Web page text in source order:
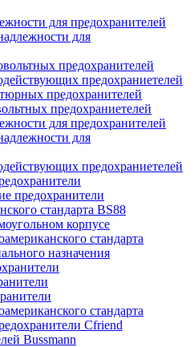
для предохранителей
для
предохранителей
предохраниетелей
предохранителей
предохраниетелей
для предохранителей
для
предохраниетелей
предохранители
стандарта BS88
корпусе
стандарта
назначения
стандарта
Cfriend
Bussmann